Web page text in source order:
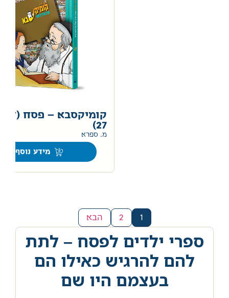
קומיקסבא – פסח
27)
מ. ספרא
מידע נוסף
1
2 הבא
ספרי ילדים לפסח – לתת
להם להרגיש כאילו הם
בעצמם היו שם